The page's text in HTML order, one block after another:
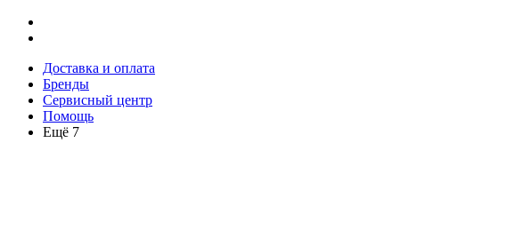
Доставка и оплата
Бренды
Сервисный центр
Помощь
Ещё 7